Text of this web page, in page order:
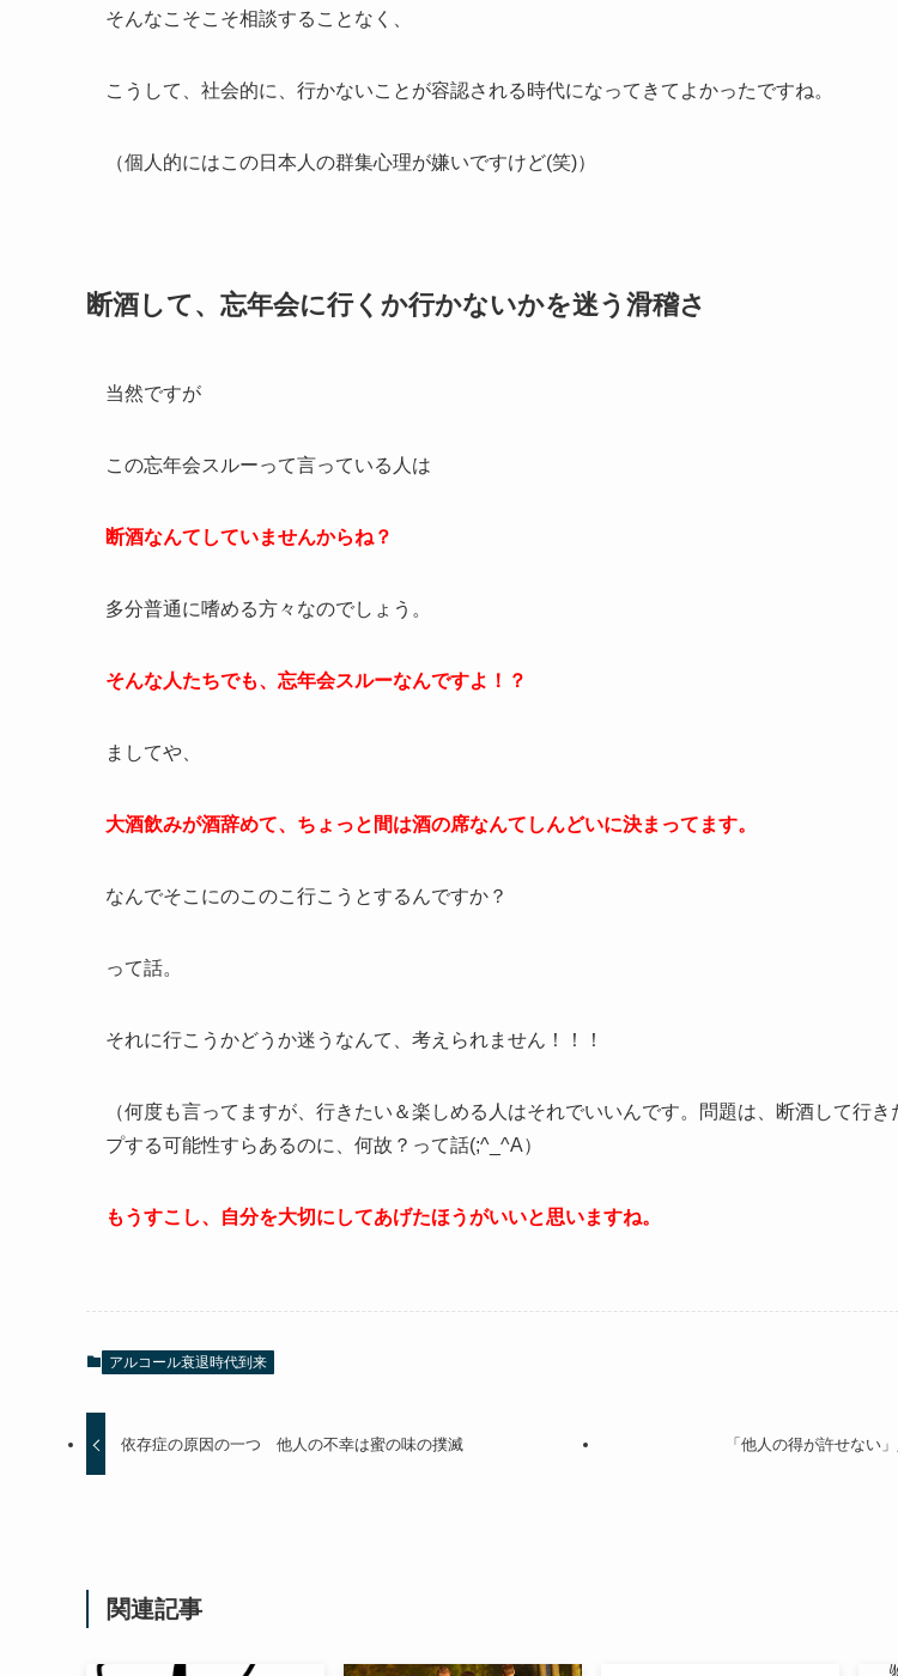
そんなこそこそ相談することなく、
こうして、社会的に、行かないことが容認される時代になってきてよかったですね。
（個人的にはこの日本人の群集心理が嫌いですけど(笑)）
断酒して、忘年会に行くか行かないかを迷う滑稽さ
当然ですが
この忘年会スルーって言っている人は
断酒なんてしていませんからね？
多分普通に嗜める方々なのでしょう。
そんな人たちでも、忘年会スルーなんですよ！？
ましてや、
大酒飲みが酒辞めて、ちょっと間は酒の席なんてしんどいに決まってます。
なんでそこにのこのこ行こうとするんですか？
って話。
それに行こうかどうか迷うなんて、考えられません！！！
（何度も言ってますが、行きたい＆楽しめる人はそれでいいんです。問題は、断酒して行き
プする可能性すらあるのに、何故？って話(;^_^A）
もうすこし、自分を大切にしてあげたほうがいいと思いますね。
アルコール衰退時代到来
依存症の原因の一つ 他人の不幸は蜜の味の撲滅 「他人の得が許せない
関連記事